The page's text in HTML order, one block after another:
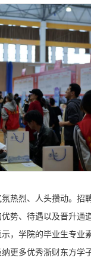
热烈、人头攒动。招
势、待遇以及晋升通
，学院的毕业生专业
更多优秀浙财东方学